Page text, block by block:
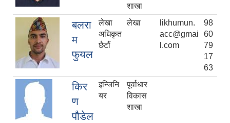
शाखा
बलरा
म
फुयल
लेखा
अधिकृत
छैटौं
लेखा
likhumun.
acc@gmai
l.com
98
60
79
17
63
किर
ण
पौडेल
इन्जिनि
यर
पूर्वाधार
विकास
शाखा